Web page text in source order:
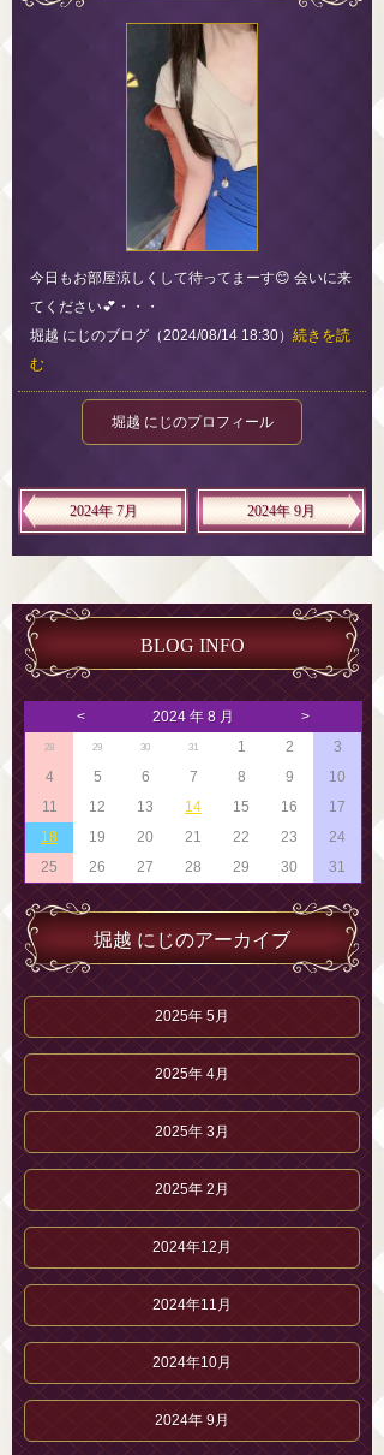
今日もお部屋涼しくして待ってまーす😊 会いに来
てください💕・・・
堀越 にじのブログ（2024/08/14 18:30） 続きを読
む
堀越 にじのプロフィール
2024年 7月 2024年 9月
BLOG INFO
< 2024 年 8 月 >
28 29 30 31 1 2
3
4
5 6 7 8 9
10
11
12 13 14 15 16
17
18
19 20 21 22 23
24
25
26 27 28 29 30 31
堀越 にじのアーカイブ
2025年 5月
2025年 4月
2025年 3月
2025年 2月
2024年12月
2024年11月
2024年10月
2024年 9月